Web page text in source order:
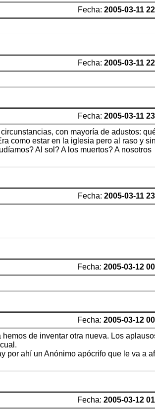
Fecha: 2005-03-11
Fecha: 2005-03-11
Fecha: 2005-03-11
con mayoría de adustos:
como estar en la iglesia pero al raso y sin
Al sol? A los muertos? A nosotros
Fecha: 2005-03-11
Fecha: 2005-03-12
Fecha: 2005-03-12
de inventar otra nueva. Los
por ahí un Anónimo apócrifo que le va a
Fecha: 2005-03-12